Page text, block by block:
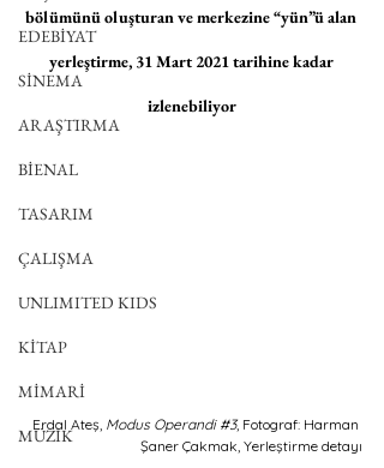
EDEBİYAT
SİNEMA
ARAŞTIRMA
BİENAL
TASARIM
ÇALIŞMA
UNLIMITED KIDS
KİTAP
MİMARİ
MÜZİK
bölümünü oluşturan ve merkezine “yün”ü alan
yerleştirme, 31 Mart 2021 tarihine kadar
izlenebiliyor
Erdal Ateş, Modus Operandi #3, Fotograf: Harman
Şaner Çakmak, Yerleştirme detayı